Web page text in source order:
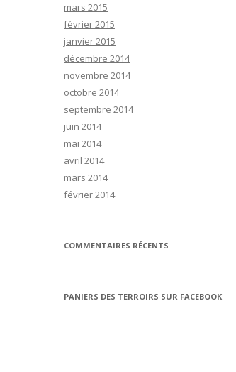
mars 2015
février 2015
janvier 2015
décembre 2014
novembre 2014
octobre 2014
septembre 2014
juin 2014
mai 2014
avril 2014
mars 2014
février 2014
COMMENTAIRES RÉCENTS
PANIERS DES TERROIRS SUR FACEBOOK